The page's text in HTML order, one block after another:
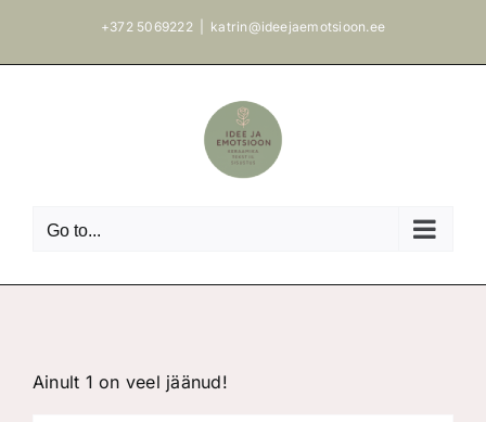
content
+372 5069222 katrin@ideejaemotsioon.ee
Go to...
Ainult 1 on veel jäänud!